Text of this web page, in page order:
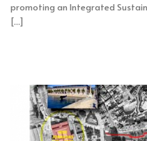
promoting an Integrated
[...]